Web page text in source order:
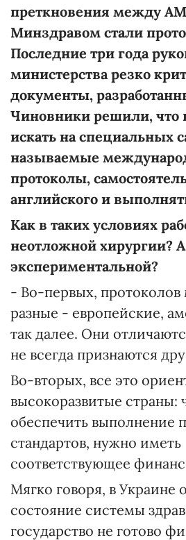
преткновения между
Минздравом стали
Последние три года
министерства резко
документы,
Чиновники решили,
искать на специальных
называемые
протоколы,
английского и
Как в таких условиях
неотложной хирургии? А
экспериментальной?
- Во-первых, протоколов
разные - европейские,
так далее. Они
не всегда признаются
Во-вторых, все это
высокоразвитые страны:
обеспечить выполнение
стандартов, нужно иметь
соответствующее
Мягко говоря, в Украине
состояние системы
государство не готово